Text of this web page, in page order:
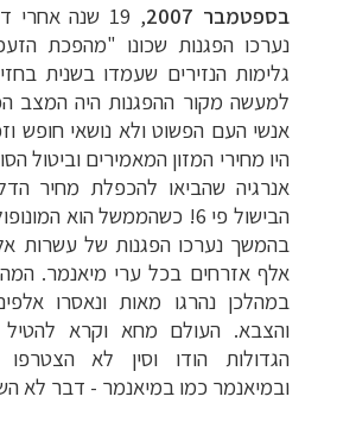
בספטמבר 2007
נערכו הפגנות שכונו "מהפכת
גלימות הנזירים שעמדו בשנית
למעשה מקור ההפגנות היה המצב
אנשי העם הפשוט ולא נושאי חופש
היו מחירי המזון המאמירים וביטול
הבישול פי 6! כשהממשל הוא
אלף אזרחים בכל ערי מיאנמר.
במהלכן נהרגו מאות ונאסרו
והצבא. העולם מחא וקרא להטיל
הגדולות הודו וסין לא
ובמיאנמר כמו במיאנמר - דבר לא